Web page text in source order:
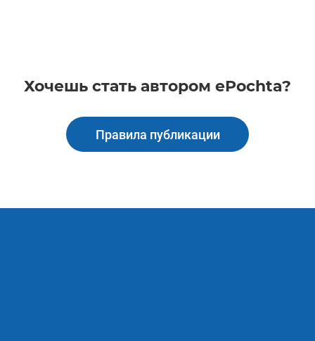
Хочешь стать автором ePochta?
Правила публикации